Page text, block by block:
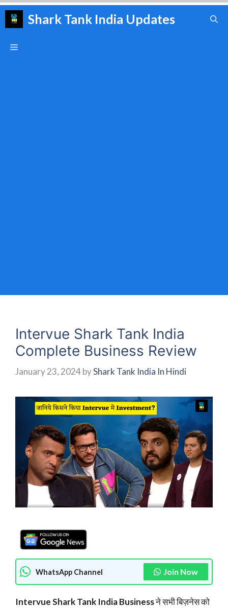
Skip
Shark Tank India Updates
Menu
Intervue Shark Tank India
Complete Business Review
January 23, 2024byShark Tank India In Hindi
WhatsApp Channel Join Now
Intervue Shark Tank India Businessने सभी बिज़नेस को